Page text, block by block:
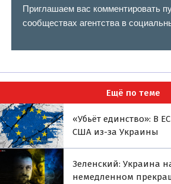
Приглашаем вас комментировать
сообществах агентства в
Ещё по теме
«Убьёт единство»: В
США из-за Украины
Зеленский: Украина
немедленном